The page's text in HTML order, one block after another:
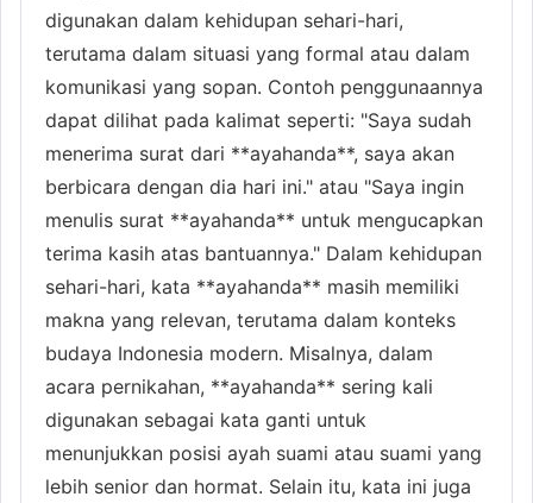
digunakan dalam kehidupan sehari-hari,
terutama dalam situasi yang formal atau dalam
komunikasi yang sopan. Contoh penggunaannya
dapat dilihat pada kalimat seperti: "Saya sudah
menerima surat dari **ayahanda**, saya akan
berbicara dengan dia hari ini." atau "Saya ingin
menulis surat **ayahanda** untuk mengucapkan
terima kasih atas bantuannya." Dalam kehidupan
sehari-hari, kata **ayahanda** masih memiliki
makna yang relevan, terutama dalam konteks
budaya Indonesia modern. Misalnya, dalam
acara pernikahan, **ayahanda** sering kali
digunakan sebagai kata ganti untuk
menunjukkan posisi ayah suami atau suami yang
lebih senior dan hormat. Selain itu, kata ini juga